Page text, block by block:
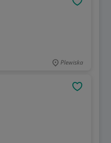
Plewiska